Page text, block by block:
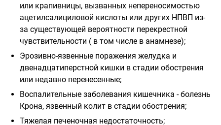
или крапивницы, вызванных непереносимостью
ацетилсалициловой кислоты или других НПВП из-
за существующей вероятности перекрестной
чувствительности ( в том числе в анамнезе);
Эрозивно-язвенные поражения желудка и
двенадцатиперстной кишки в стадии обострения
или недавно перенесенные;
Воспалительные заболевания кишечника - болезнь
Крона, язвенный колит в стадии обострения;
Тяжелая печеночная недостаточность;